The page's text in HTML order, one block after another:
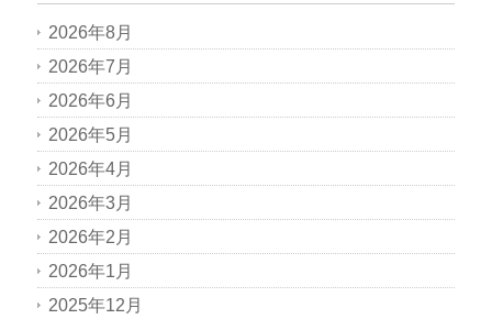
2026年8月
2026年7月
2026年6月
2026年5月
2026年4月
2026年3月
2026年2月
2026年1月
2025年12月